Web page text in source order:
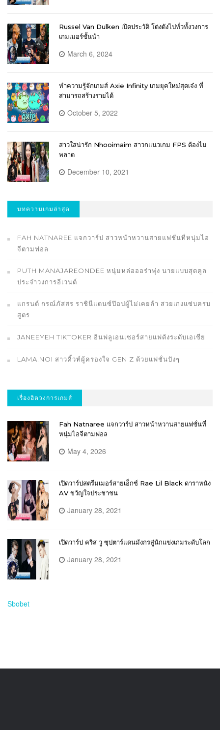
Russel Van Dulken เปิดประวัติ โด่งดังไปทั่วทั้งวงการ
เกมเมอร์ชั้นนำ
March 6, 2024
ทำความรู้จักเกมส์ Axie Infinity เกมยุคใหม่สุดเจ๋ง ที่
สามารถสร้างรายได้
October 5, 2022
สาวใสน่ารัก Nhooimaim สาวกแนวเกม FPS ต้องไม่
พลาด
December 10, 2021
บทความเกมล่าสุด
FAH NATNAREE แจกวาร์ป สาวหน้าหวานสายแฟชั่นที่หนุ่มไอ
จีตามฟอล
PUTH MANAJAREONDEE หนุ่มหล่อออร่าพุ่ง นายแบบสุดคูล
ประจำวงการอีเวนต์
แกรนด์ กรณ์ภัสสร ราชินีแดนซ์ป๊อปผู้ไม่เคยล้า สวยเก่งแซ่บครบ
สูตร
JANEEYEH TIKTOKER อินฟลูเอนเซอร์สายแฟดังระดับเอเชีย
LAMA.NOI สาวคิ้วท์ผู้ครองใจ GEN Z ด้วยแฟชั่นปังๆ
เรื่องฮิตวงการเกมส์
Fah Natnaree แจกวาร์ป สาวหน้าหวานสายแฟชั่นที่
หนุ่มไอจีตามฟอล
May 4, 2026
เปิดวาร์ปสตรีมเมอร์สายเอ็กซ์ Rae Lil Black ดาราหนัง
AV ขวัญใจประชาชน
January 28, 2021
เปิดวาร์ป คริส วู ซุปตาร์แดนมังกรสู่นักแข่งเกมระดับโลก
January 28, 2021
Sbobet